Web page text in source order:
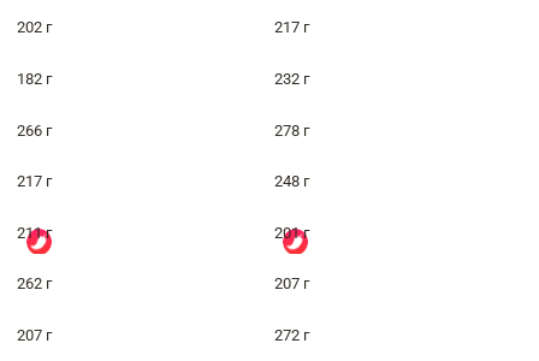
202 г 217 г
182 г 232 г
266 г 278 г
217 г 248 г
211 г 201 г
262 г 207 г
207 г 272 г